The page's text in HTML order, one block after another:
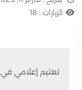
الزيارات : 18
تعتيم إعلامي في